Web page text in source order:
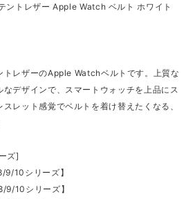
ントレザー Apple Watch ベルト ホワイト
トレザーのApple Watchベルトです。上質な
デザインで、スマートウォッチを上品にス
レット感覚でベルトを着け替えたくなる、
ズ]
10シリーズ】
10シリーズ】